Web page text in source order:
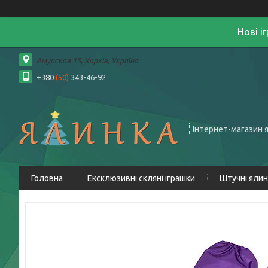
Нові
Амурская 15, Харків, Україна
+380 (50) 343-46-92
Інтернет-магазин
Головна Ексклюзивні скляні іграшки Штучні